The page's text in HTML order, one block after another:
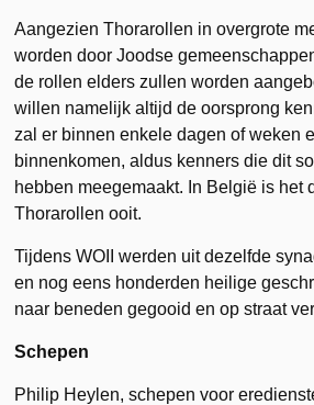
Aangezien Thorarollen in overgrote
worden door Joodse
de rollen elders zullen worden
willen namelijk altijd de oorsprong
zal er binnen enkele dagen of weken
binnenkomen, aldus kenners die dit
hebben meegemaakt. In België is het
Thorarollen ooit.
Tijdens WOII werden uit dezelfde
en nog eens honderden heilige
naar beneden gegooid en op straat
Schepen
Philip Heylen, schepen voor